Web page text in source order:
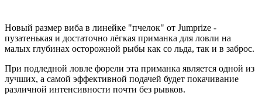
Новый размер виба в линейке "пчелок" от Jumprize -
пузатенькая и достаточно лёгкая приманка для ловли на
малых глубинах осторожной рыбы как со льда, так и в заброс.
При подледной ловле форели эта приманка является одной из
лучших, а самой эффективной подачей будет покачивание
различной интенсивности почти без рывков.